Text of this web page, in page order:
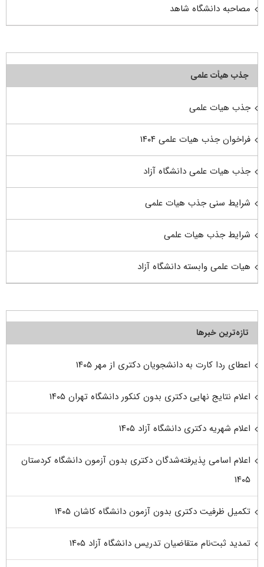
مصاحبه دانشگاه شاهد
جذب هیأت علمی
جذب هیات علمی
فراخوان جذب هیات علمی ۱۴۰۴
جذب هیات علمی دانشگاه آزاد
شرایط سنی جذب هیات علمی
شرایط جذب هیات علمی
هیات علمی وابسته دانشگاه آزاد
تازه‌ترین خبرها
اعطای ردا کارت به دانشجویان دکتری از مهر ۱۴۰۵
اعلام نتایج نهایی دکتری بدون کنکور دانشگاه تهران ۱۴۰۵
اعلام شهریه دکتری دانشگاه آزاد ۱۴۰۵
اعلام اسامی پذیرفته‌شدگان دکتری بدون آزمون دانشگاه کردستان
۱۴۰۵
تکمیل ظرفیت دکتری بدون آزمون دانشگاه کاشان ۱۴۰۵
تمدید ثبت‌نام متقاضیان تدریس دانشگاه آزاد ۱۴۰۵